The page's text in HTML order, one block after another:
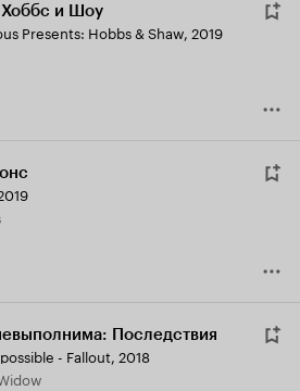
и Шоу
Presents: Hobbs & Shaw, 2019
Последствия
- Fallout, 2018